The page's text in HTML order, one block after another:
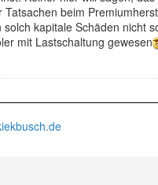
Tatsachen beim
kapitale Schäden nicht
mit Lastschaltung gewesen